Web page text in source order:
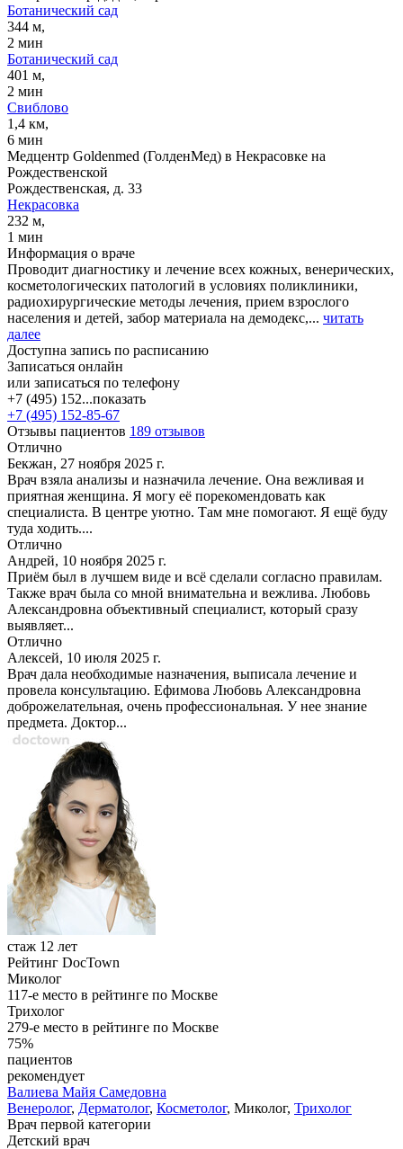
Ботанический сад
344 м,
2 мин
Ботанический сад
401 м,
2 мин
Свиблово
1,4 км,
6 мин
Медцентр Goldenmed (ГолденМед) в Некрасовке на
Рождественской
Рождественская, д. 33
Некрасовка
232 м,
1 мин
Информация о враче
Проводит диагностику и лечение всех кожных, венерических,
косметологических патологий в условиях поликлиники,
радиохирургические методы лечения, прием взрослого
населения и детей, забор материала на демодекс,... читать
далее
Доступна запись по расписанию
Записаться онлайн
или записаться по телефону
+7 (495) 152...показать
+7 (495) 152-85-67
Отзывы пациентов 189 отзывов
Отлично
Бекжан, 27 ноября 2025 г.
Врач взяла анализы и назначила лечение. Она вежливая и
приятная женщина. Я могу её порекомендовать как
специалиста. В центре уютно. Там мне помогают. Я ещё буду
туда ходить....
Отлично
Андрей, 10 ноября 2025 г.
Приём был в лучшем виде и всё сделали согласно правилам.
Также врач была со мной внимательна и вежлива. Любовь
Александровна объективный специалист, который сразу
выявляет...
Отлично
Алексей, 10 июля 2025 г.
Врач дала необходимые назначения, выписала лечение и
провела консультацию. Ефимова Любовь Александровна
доброжелательная, очень профессиональная. У нее знание
предмета. Доктор...
стаж 12 лет
Рейтинг DocTown
Миколог
117-е место в рейтинге по Москве
Трихолог
279-е место в рейтинге по Москве
75%
пациентов
рекомендует
Валиева Майя Самедовна
Венеролог, Дерматолог, Косметолог, Миколог, Трихолог
Врач первой категории
Детский врач